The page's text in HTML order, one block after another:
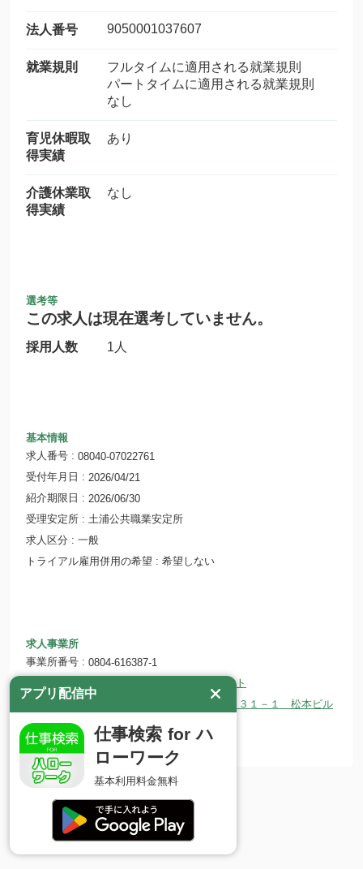
法人番号 9050001037607
就業規則
フルタイムに適用される就業規則
パートタイムに適用される就業規則
なし
育児休暇取
得実績
あり
介護休業取
得実績
なし
選考等
この求人は現在選考していません。
採用人数 1人
基本情報
求人番号
08040-07022761
受付年月日
2026/04/21
紹介期限日
2026/06/30
受理安定所
土浦公共職業安定所
求人区分
一般
トライアル雇用併用の希望
希望しない
求人事業所
事業所番号
0804-616387-1
株式会社 プランナーマネジメント
〒305-0034 茨城県つくば市小野崎１３１－１ 松本ビル
ホームページ
http://www.planner-m.jp/
アプリ配信中
仕事検索 for ハ
ローワーク
基本利用料金無料